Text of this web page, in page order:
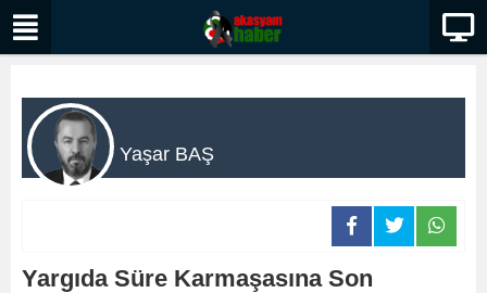
Yaşar BAŞ
Yargıda Süre Karmaşasına Son